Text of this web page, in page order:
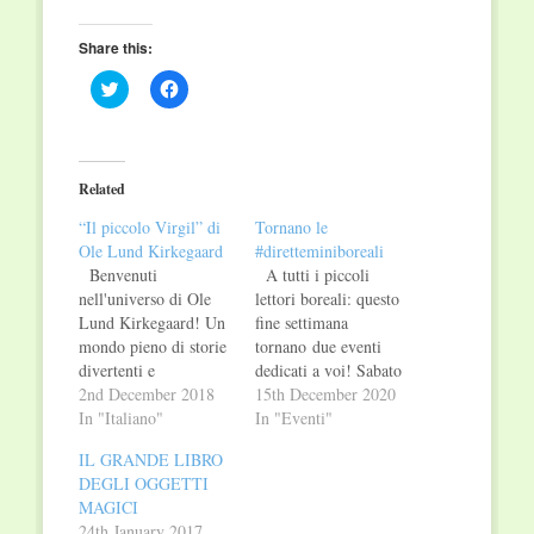
Share this:
Click
to
(Opens
in
new
Click
to
Related
“Il piccolo Virgil” di
Ole Lund Kirkegaard
Benvenuti
nell'universo di Ole
Lund Kirkegaard! Un
mondo pieno di storie
divertenti e
personaggi strani,
bizzarri e barbuti, da
amati da adulti e
bambini. Il piccolo
Virgil vive in un
2nd December 2018
In "Italiano"
Tornano le
#diretteminiboreali
A tutti i piccoli
lettori boreali: questo
fine settimana
tornano due eventi
dedicati a voi! Sabato
19 e domenica 20
dicembre non perdete
15th December 2020
In "Eventi"
IL GRANDE LIBRO
DEGLI OGGETTI
MAGICI